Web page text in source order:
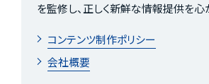
を監修し、正しく新鮮な情報提供を心
コンテンツ制作ポリシー
会社概要